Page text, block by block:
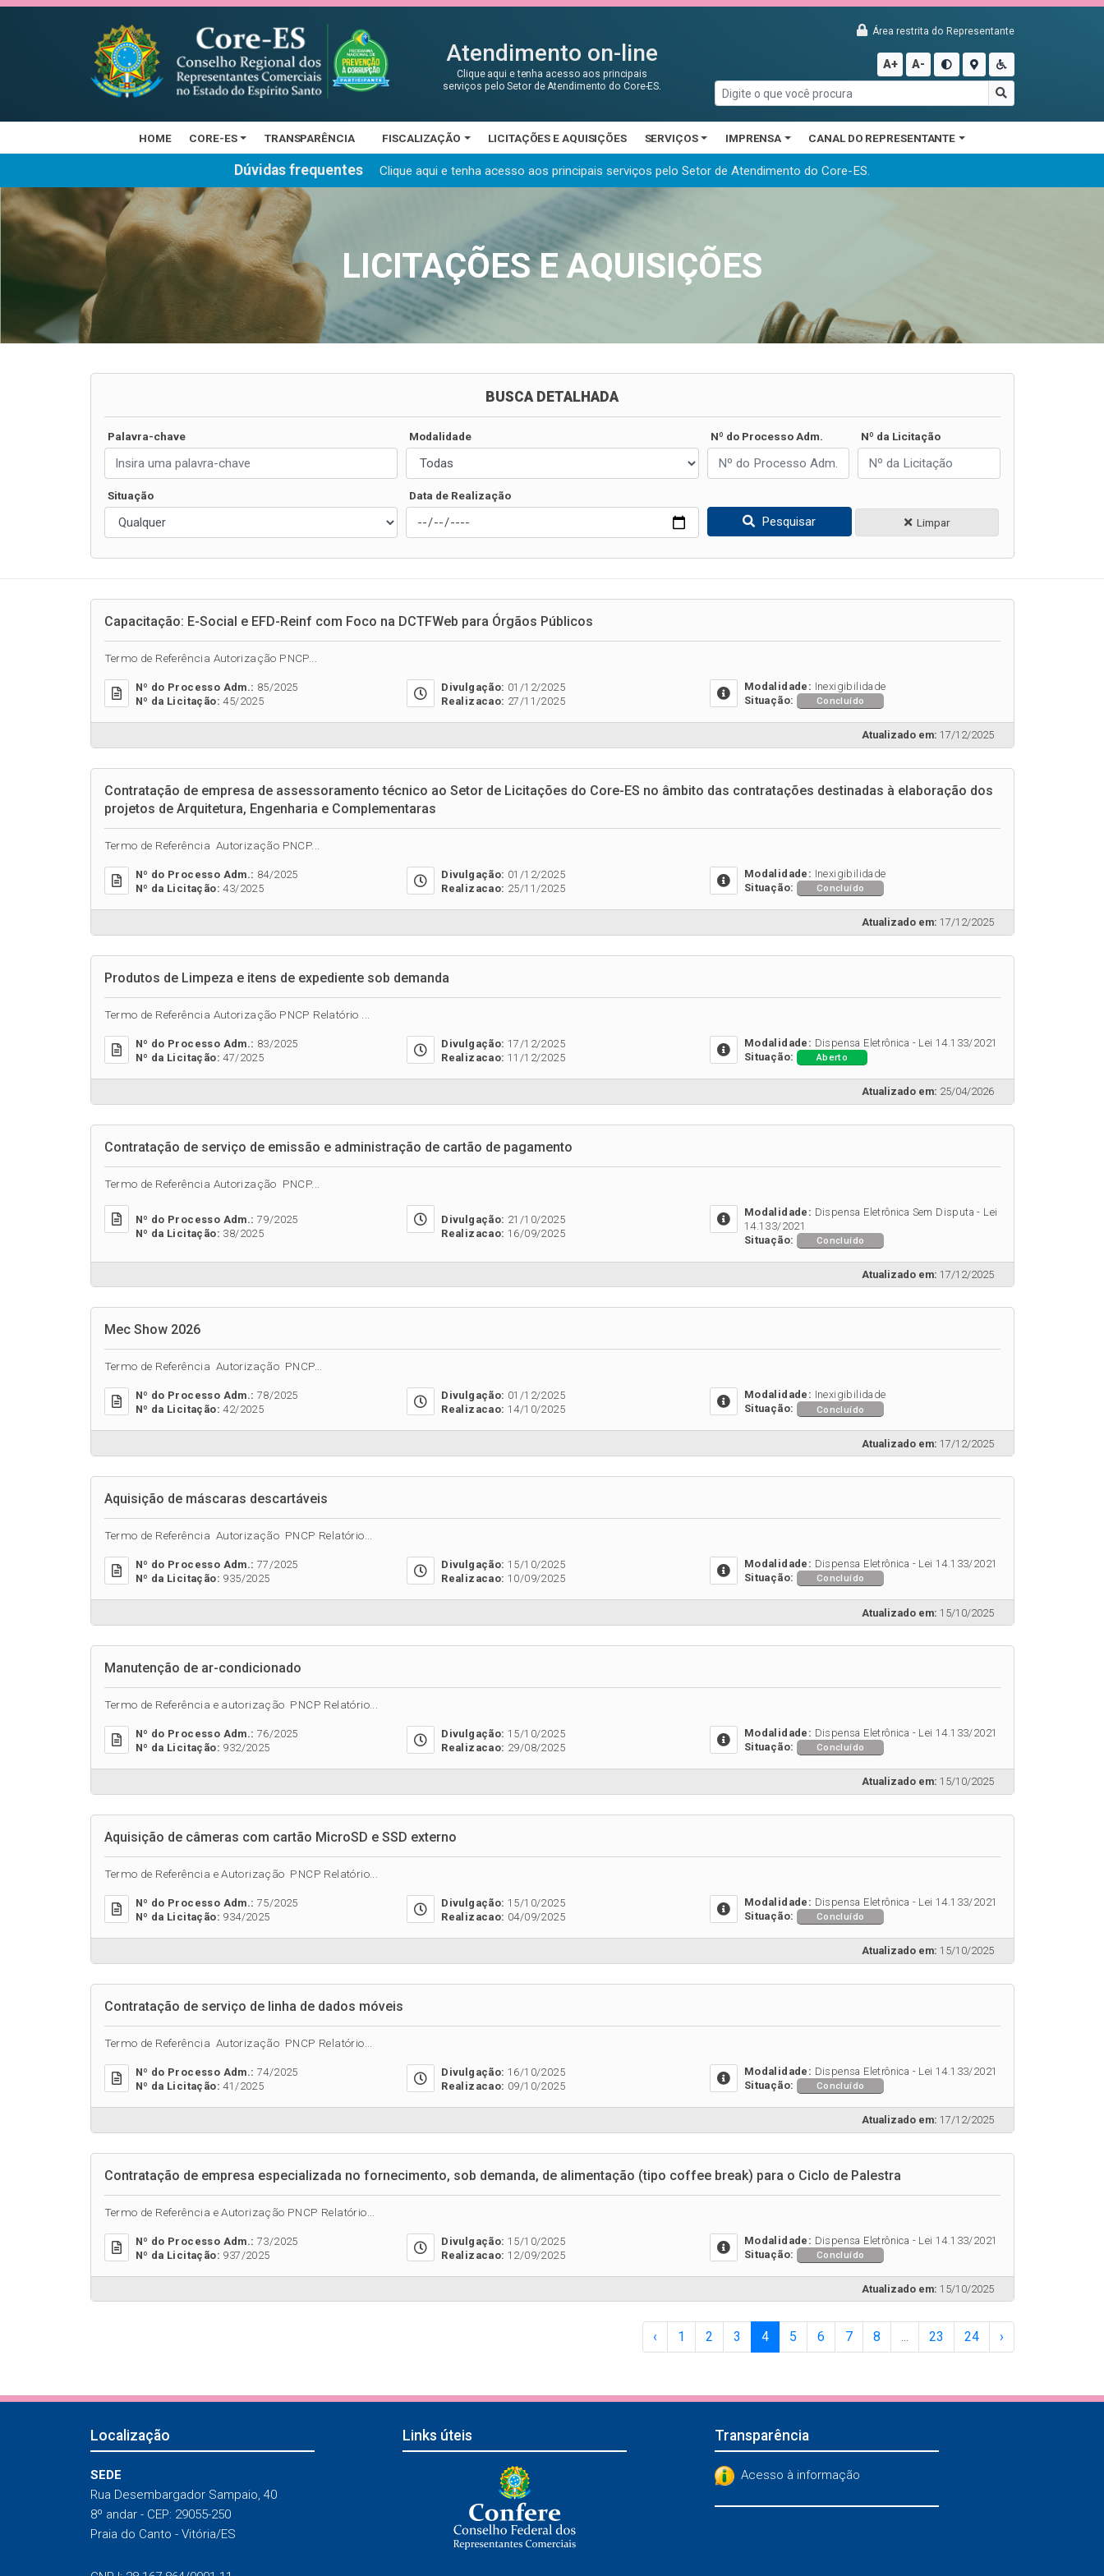
Atendimento on-line
Clique aqui e tenha acesso aos principais
serviços pelo Setor de Atendimento do Core-ES.
Área restrita do Representante
A+ A-
HOME CORE-ES TRANSPARÊNCIA FISCALIZAÇÃO LICITAÇÕES E AQUISIÇÕES SERVIÇOS IMPRENSA CANAL DO REPRESENTANTE
Dúvidas frequentes Clique aqui e tenha acesso aos principais serviços pelo Setor de Atendimento do Core-ES.
LICITAÇÕES E AQUISIÇÕES
BUSCA DETALHADA
Palavra-chave Modalidade Nº do Processo Adm. Nº da Licitação
Situação Data de Realização
Pesquisar Limpar
Capacitação: E-Social e EFD-Reinf com Foco na DCTFWeb para Órgãos Públicos
Termo de Referência Autorização PNCP...
Nº do Processo Adm.: 85/2025
Nº da Licitação: 45/2025
Divulgação: 01/12/2025
Realizacao: 27/11/2025
Modalidade: Inexigibilidade
Situação:
Concluído
Atualizado em: 17/12/2025
Contratação de empresa de assessoramento técnico ao Setor de Licitações do Core-ES no âmbito das contratações destinadas à elaboração dos
projetos de Arquitetura, Engenharia e Complementaras
Termo de Referência Autorização PNCP...
Nº do Processo Adm.: 84/2025
Nº da Licitação: 43/2025
Divulgação: 01/12/2025
Realizacao: 25/11/2025
Modalidade: Inexigibilidade
Situação:
Concluído
Atualizado em: 17/12/2025
Produtos de Limpeza e itens de expediente sob demanda
Termo de Referência Autorização PNCP Relatório ...
Nº do Processo Adm.: 83/2025
Nº da Licitação: 47/2025
Divulgação: 17/12/2025
Realizacao: 11/12/2025
Modalidade: Dispensa Eletrônica - Lei 14.133/2021
Situação:
Aberto
Atualizado em: 25/04/2026
Contratação de serviço de emissão e administração de cartão de pagamento
Termo de Referência Autorização PNCP...
Nº do Processo Adm.: 79/2025
Nº da Licitação: 38/2025
Divulgação: 21/10/2025
Realizacao: 16/09/2025
Modalidade: Dispensa Eletrônica Sem Disputa - Lei
14.133/2021
Situação:
Concluído
Atualizado em: 17/12/2025
Mec Show 2026
Termo de Referência Autorização PNCP...
Nº do Processo Adm.: 78/2025
Nº da Licitação: 42/2025
Divulgação: 01/12/2025
Realizacao: 14/10/2025
Modalidade: Inexigibilidade
Situação:
Concluído
Atualizado em: 17/12/2025
Aquisição de máscaras descartáveis
Termo de Referência Autorização PNCP Relatório...
Nº do Processo Adm.: 77/2025
Nº da Licitação: 935/2025
Divulgação: 15/10/2025
Realizacao: 10/09/2025
Modalidade: Dispensa Eletrônica - Lei 14.133/2021
Situação:
Concluído
Atualizado em: 15/10/2025
Manutenção de ar-condicionado
Termo de Referência e autorização PNCP Relatório...
Nº do Processo Adm.: 76/2025
Nº da Licitação: 932/2025
Divulgação: 15/10/2025
Realizacao: 29/08/2025
Modalidade: Dispensa Eletrônica - Lei 14.133/2021
Situação:
Concluído
Atualizado em: 15/10/2025
Aquisição de câmeras com cartão MicroSD e SSD externo
Termo de Referência e Autorização PNCP Relatório...
Nº do Processo Adm.: 75/2025
Nº da Licitação: 934/2025
Divulgação: 15/10/2025
Realizacao: 04/09/2025
Modalidade: Dispensa Eletrônica - Lei 14.133/2021
Situação:
Concluído
Atualizado em: 15/10/2025
Contratação de serviço de linha de dados móveis
Termo de Referência Autorização PNCP Relatório...
Nº do Processo Adm.: 74/2025
Nº da Licitação: 41/2025
Divulgação: 16/10/2025
Realizacao: 09/10/2025
Modalidade: Dispensa Eletrônica - Lei 14.133/2021
Situação:
Concluído
Atualizado em: 17/12/2025
Contratação de empresa especializada no fornecimento, sob demanda, de alimentação (tipo coffee break) para o Ciclo de Palestra
Termo de Referência e Autorização PNCP Relatório...
Nº do Processo Adm.: 73/2025
Nº da Licitação: 937/2025
Divulgação: 15/10/2025
Realizacao: 12/09/2025
Modalidade: Dispensa Eletrônica - Lei 14.133/2021
Situação:
Concluído
Atualizado em: 15/10/2025
‹ 1 2 3 4 5 6 7 8 ... 23 24 ›
Localização
SEDE
Rua Desembargador Sampaio, 40
8º andar - CEP: 29055-250
Praia do Canto - Vitória/ES
Links úteis Transparência
Acesso à informação